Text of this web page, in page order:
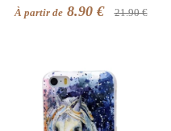
À partir de8.90 € 21.90 €